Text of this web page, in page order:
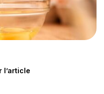
l’article